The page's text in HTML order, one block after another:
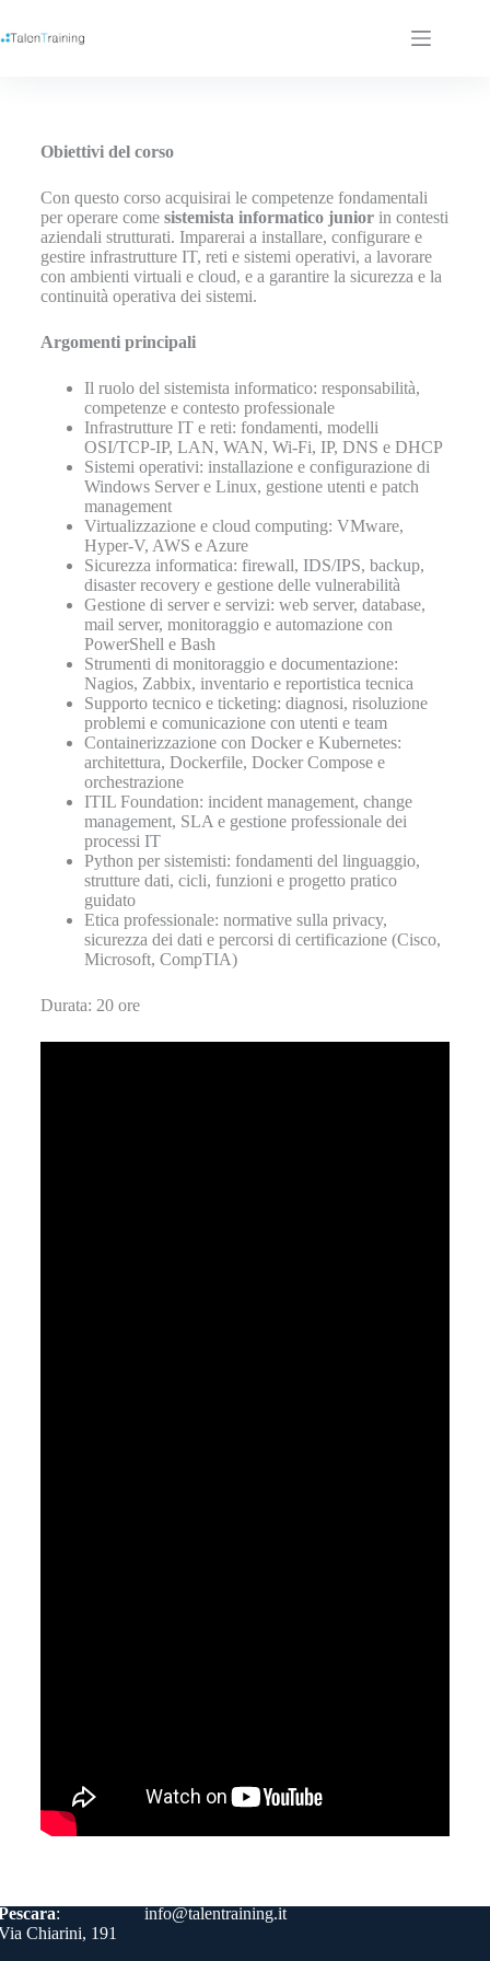
Obiettivi del corso
Con questo corso acquisirai le competenze fondamentali
per operare come sistemista informatico juniorin contesti
aziendali strutturati. Imparerai a installare, configurare e
gestire infrastrutture IT, reti e sistemi operativi, a lavorare
con ambienti virtuali e cloud, e a garantire la sicurezza e la
continuità operativa dei sistemi.
Argomenti principali
Il ruolo del sistemista informatico: responsabilità,
competenze e contesto professionale
Infrastrutture IT e reti: fondamenti, modelli
OSI/TCP-IP, LAN, WAN, Wi-Fi, IP, DNS e DHCP
Sistemi operativi: installazione e configurazione di
Windows Server e Linux, gestione utenti e patch
management
Virtualizzazione e cloud computing: VMware,
Hyper-V, AWS e Azure
Sicurezza informatica: firewall, IDS/IPS, backup,
disaster recovery e gestione delle vulnerabilità
Gestione di server e servizi: web server, database,
mail server, monitoraggio e automazione con
PowerShell e Bash
Strumenti di monitoraggio e documentazione:
Nagios, Zabbix, inventario e reportistica tecnica
Supporto tecnico e ticketing: diagnosi, risoluzione
problemi e comunicazione con utenti e team
Containerizzazione con Docker e Kubernetes:
architettura, Dockerfile, Docker Compose e
orchestrazione
ITIL Foundation: incident management, change
management, SLA e gestione professionale dei
processi IT
Python per sistemisti: fondamenti del linguaggio,
strutture dati, cicli, funzioni e progetto pratico
guidato
Etica professionale: normative sulla privacy,
sicurezza dei dati e percorsi di certificazione (Cisco,
Microsoft, CompTIA)
Durata: 20 ore
info@talentraining.it
:
Chiarini, 191